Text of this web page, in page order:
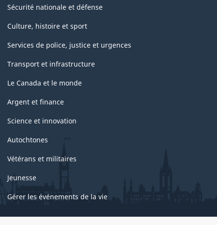
Sécurité nationale et défense
Culture, histoire et sport
Services de police, justice et urgences
Transport et infrastructure
Le Canada et le monde
Argent et finance
Science et innovation
Autochtones
Vétérans et militaires
Jeunesse
Gérer les événements de la vie